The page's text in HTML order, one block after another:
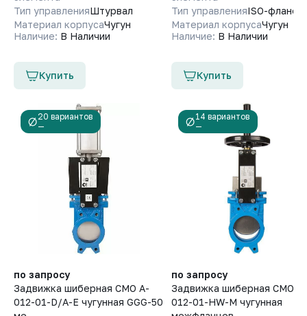
воспользуйтесь услугами интернет-банкинга.
Зарегистрируйтесь в системе и не выходя из дома
переводите деньги со счета на счет, оплачивайте покупки
на реализуемую продукцию согласно заявленным
гарантийным срокам, которые указываются в техническом
паспорте товара на отгружаемое оборудование.
Тип управленияШтурвал
Материал корпусаЧугун
Наличие: В Наличии
Купить
Тип управленияISO-фланец
Материал корпусаЧугун
Наличие: В Наличии
Купить
20 вариантов
—
по запросу
Задвижка шиберная СМО A-
012-01-D/A-E чугунная GGG-50
14 вариантов
—
по запросу
Задвижка шиберная СМО A-
012-01-HW-M чугунная